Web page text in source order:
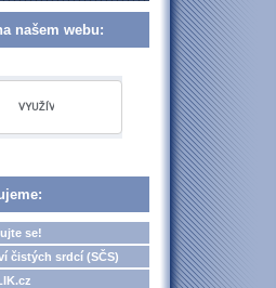
našem webu:
se!
čistých srdcí (SČS)